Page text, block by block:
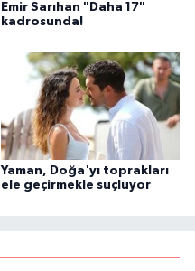
Emir Sarıhan "Daha 17"
kadrosunda!
Yaman, Doğa'yı toprakları
ele geçirmekle suçluyor